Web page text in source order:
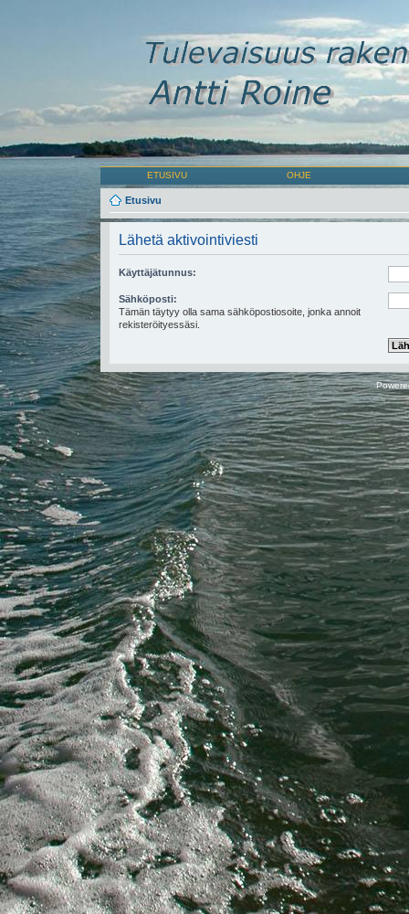
ETUSIVU OHJE
Etusivu
Lähetä aktivointiviesti
Käyttäjätunnus:
Sähköposti:
Tämän täytyy olla sama sähköpostiosoite, jonka annoit
rekisteröityessäsi.